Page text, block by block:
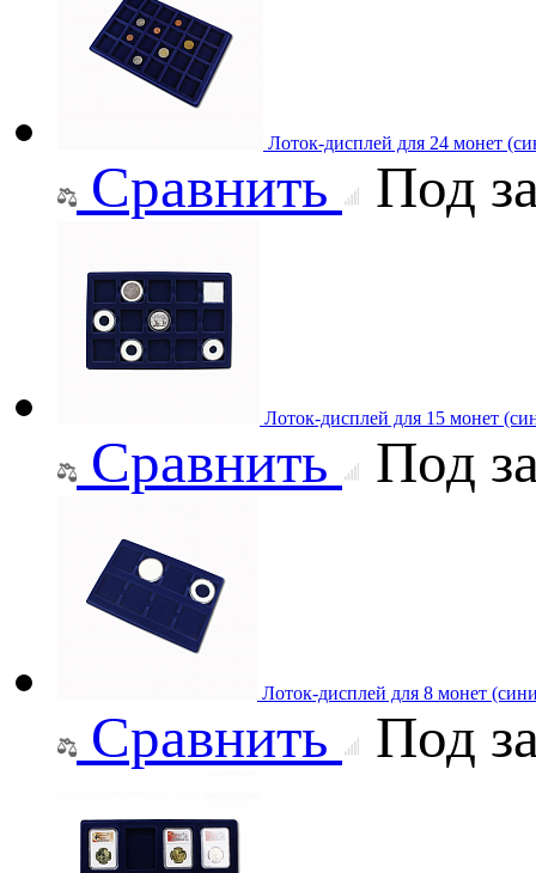
Лоток-дисплей для 24 монет
Сравнить Под
Лоток-дисплей для 15 монет
Сравнить Под
Лоток-дисплей для 8 монет
Сравнить Под